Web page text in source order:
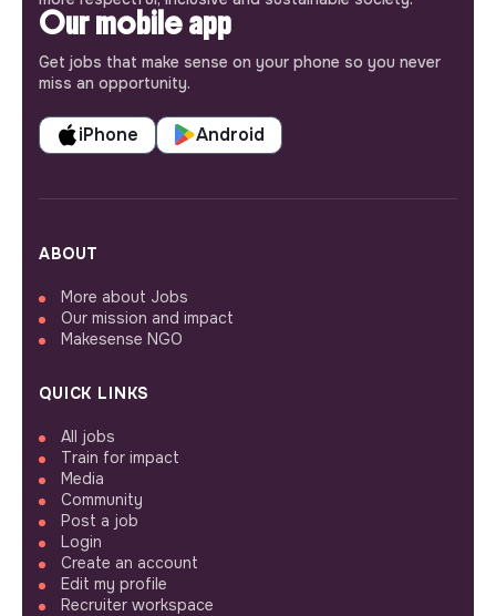
Our mobile app
Get jobs that make sense on your phone so you never
miss an opportunity.
iPhone Android
ABOUT
More about Jobs
Our mission and impact
Makesense NGO
QUICK LINKS
All jobs
Train for impact
Media
Community
Post a job
Login
Create an account
Edit my profile
Recruiter workspace